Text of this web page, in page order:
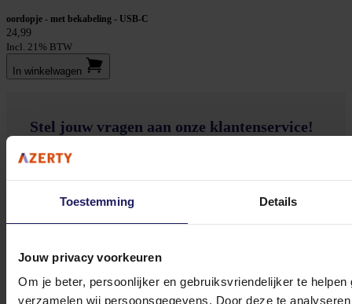
Toestemming Details
Jouw privacy voorkeuren
Om je beter, persoonlijker en gebruiksvriendelijker te
verzamelen wij persoonsgegevens. Door deze te
oordopje - met bekabeling - USB-C
24,99
Incl. 21% BTW
In winkel­wagen
Stel jouw vragen aan onze klantenservice!
Heb je vragen over onze producten, diensten of service? Onze deskundige
medewerkers staan klaar om jouw vragen te beantwoorden en verwijzen je
door indien nodig.
Onze klantenservice is via mail bereikbaar van maandag t/m vrijdag van 09.00